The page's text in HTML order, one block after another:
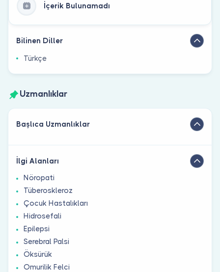
İçerik Bulunamadı
Bilinen Diller
Türkçe
Uzmanlıklar
Başlıca Uzmanlıklar
İlgi Alanları
Nöropati
Tüberoskleroz
Çocuk Hastalıkları
Hidrosefali
Epilepsi
Serebral Palsi
Öksürük
Omurilik Felci